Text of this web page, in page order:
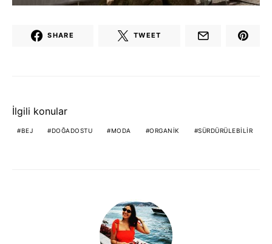
SHARE TWEET
İlgili konular
BEJ DOĞADOSTU MODA ORGANIK SÜRDÜRÜLEBILIR